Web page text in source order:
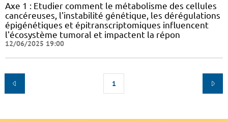
Axe 1 : Etudier comment le métabolisme des cellules
cancéreuses, l'instabilité génétique, les dérégulations
épigénétiques et épitranscriptomiques influencent
l'écosystème tumoral et impactent la répon
12/06/2025 19:00
1